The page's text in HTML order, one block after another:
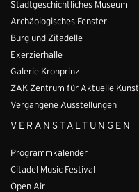
Stadtgeschichtliches Museum
Archäologisches Fenster
Burg und Zitadelle
Exerzierhalle
Galerie Kronprinz
ZAK Zentrum für Aktuelle Kunst
Vergangene Ausstellungen
VERANSTALTUNGEN
Programmkalender
Citadel Music Festival
Open Air